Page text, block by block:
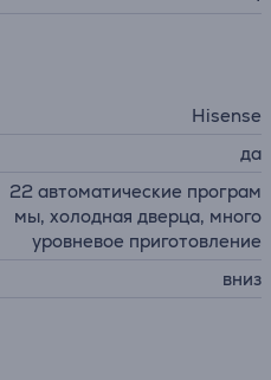
Hisense
да
22 автоматические програм
мы, холодная дверца, много
уровневое приготовление
вниз